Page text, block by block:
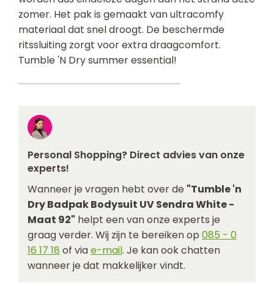
zomer. Het pak is gemaakt van ultracomfy
materiaal dat snel droogt. De beschermde
ritssluiting zorgt voor extra draagcomfort.
Tumble 'N Dry summer essential!
Personal Shopping? Direct advies van onze
experts!
Wanneer je vragen hebt over de "Tumble 'n
Dry Badpak Bodysuit UV Sendra White -
Maat 92" helpt een van onze experts je
graag verder. Wij zijn te bereiken op 085 - 0
16 17 18 of viae-mail. Je kan ook chatten
wanneer je dat makkelijker vindt.